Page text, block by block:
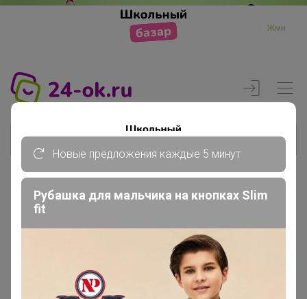
Жми
Реклама
Новые предложения каждые 5 минут
Рубашка для мальчика на кнопках Slim
fit